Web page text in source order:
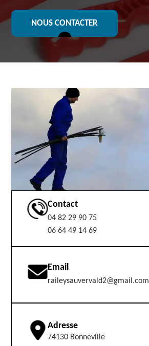
NOUS CONTACTER
Contact
04 82 29 90 75
06 64 49 14 69
Email
raileysauvervald2@gmail.com
Adresse
74130 Bonneville